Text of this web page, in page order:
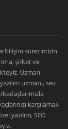
bilişim sürecimizin
şirket ve
Uzman
uzmanı, seo
karşılamak
yazılım, SEO